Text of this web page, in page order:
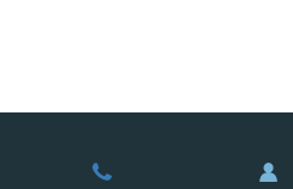
LOJA DE